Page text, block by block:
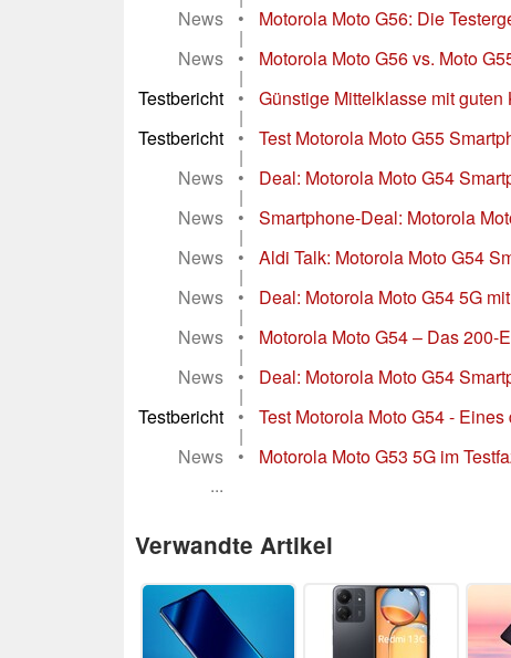
News
• Motorola Moto G56: Die
|
News
• Motorola Moto G56 vs. Moto
|
Testbericht
• Günstige Mittelklasse mit guten
|
Testbericht
• Test Motorola Moto G55
|
News
• Deal: Motorola Moto G54
|
News
• Smartphone-Deal: Motorola
|
News
• Aldi Talk: Motorola Moto G54
|
News
• Deal: Motorola Moto G54 5G
|
News
• Motorola Moto G54 – Das 200-
|
News
• Deal: Motorola Moto G54
|
Testbericht
• Test Motorola Moto G54 -
|
News
•
Motorola Moto G53 5G im
...
Verwandte Artikel